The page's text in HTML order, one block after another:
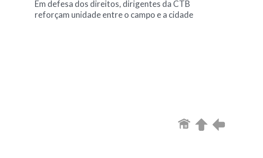
Em defesa dos direitos, dirigentes da CTB
reforçam unidade entre o campo e a cidade